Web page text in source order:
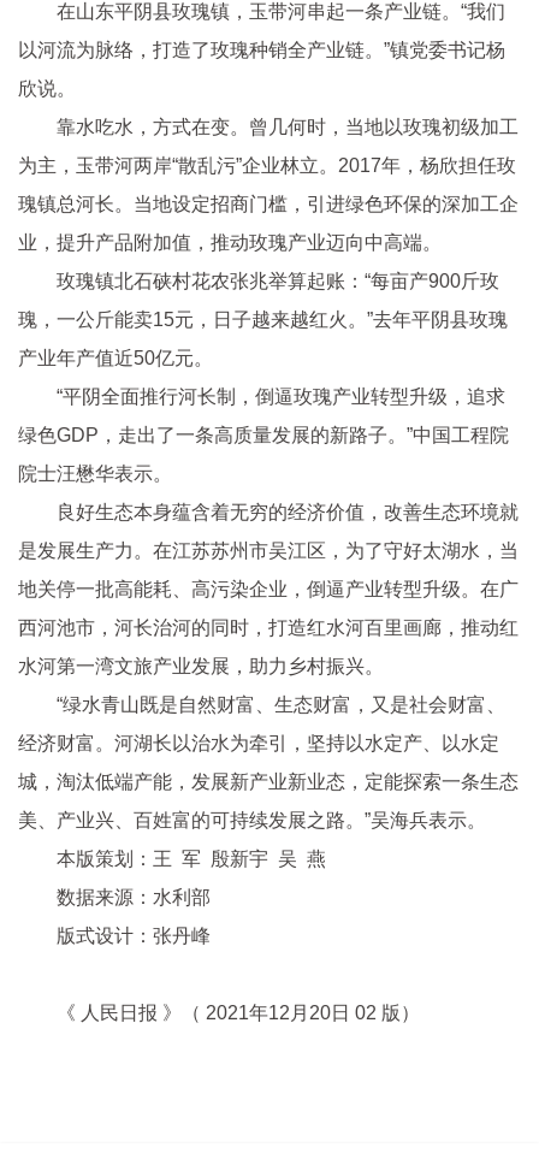
在山东平阴县玫瑰镇，玉带河串起一条产业链。“我们
以河流为脉络，打造了玫瑰种销全产业链。”镇党委书记杨
欣说。
靠水吃水，方式在变。曾几何时，当地以玫瑰初级加工
为主，玉带河两岸“散乱污”企业林立。2017年，杨欣担任玫
瑰镇总河长。当地设定招商门槛，引进绿色环保的深加工企
业，提升产品附加值，推动玫瑰产业迈向中高端。
玫瑰镇北石硖村花农张兆举算起账：“每亩产900斤玫
瑰，一公斤能卖15元，日子越来越红火。”去年平阴县玫瑰
产业年产值近50亿元。
“平阴全面推行河长制，倒逼玫瑰产业转型升级，追求
绿色GDP，走出了一条高质量发展的新路子。”中国工程院
院士汪懋华表示。
良好生态本身蕴含着无穷的经济价值，改善生态环境就
是发展生产力。在江苏苏州市吴江区，为了守好太湖水，当
地关停一批高能耗、高污染企业，倒逼产业转型升级。在广
西河池市，河长治河的同时，打造红水河百里画廊，推动红
水河第一湾文旅产业发展，助力乡村振兴。
“绿水青山既是自然财富、生态财富，又是社会财富、
经济财富。河湖长以治水为牵引，坚持以水定产、以水定
城，淘汰低端产能，发展新产业新业态，定能探索一条生态
美、产业兴、百姓富的可持续发展之路。”吴海兵表示。
本版策划：王 军 殷新宇 吴 燕
数据来源：水利部
版式设计：张丹峰
《 人民日报 》（ 2021年12月20日 02 版）